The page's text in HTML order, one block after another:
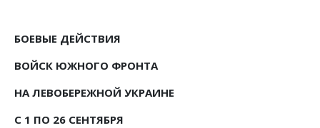
БОЕВЫЕ ДЕЙСТВИЯ
ВОЙСК ЮЖНОГО ФРОНТА
НА ЛЕВОБЕРЕЖНОЙ УКРАИНЕ
С 1 ПО 26 СЕНТЯБРЯ